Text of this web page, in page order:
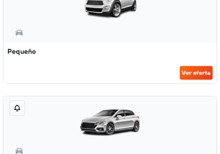
Pequeño
Ver oferta